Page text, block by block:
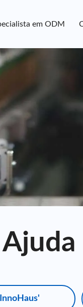
em ODM